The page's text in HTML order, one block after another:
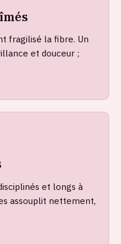
fragilisé la fibre. Un
et douceur ;
et longs à
assouplit nettement,